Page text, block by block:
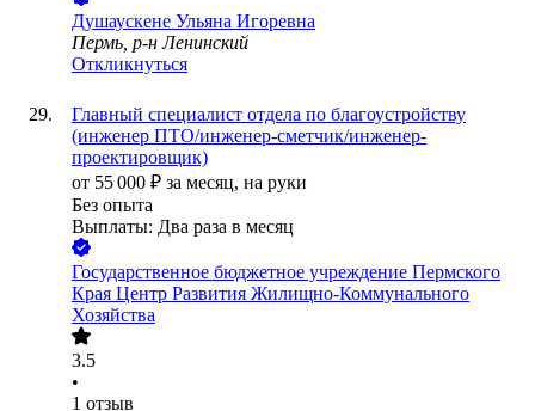
Душаускене Ульяна Игоревна
Пермь, р-н Ленинский
Откликнуться
Главный специалист отдела по благоустройству
(инженер ПТО/инженер-сметчик/инженер-
проектировщик)
от 55 000 ₽ за месяц, на руки
Без опыта
Выплаты: Два раза в месяц
Государственное бюджетное учреждение Пермского
Края Центр Развития Жилищно-Коммунального
Хозяйства
3.5
•
1 отзыв